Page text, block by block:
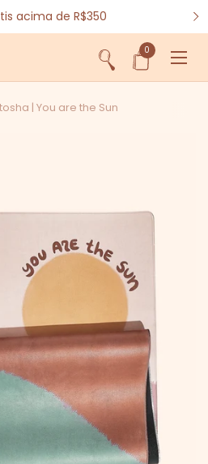
acima de R$350
Abrir sacola
0
| You are the Sun